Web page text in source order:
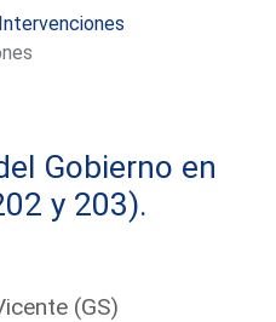
Intervenciones
Gobierno en
y 203).
(GS)